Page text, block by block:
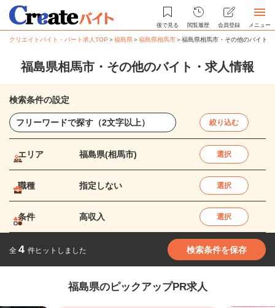
後で見る 閲覧履歴 会員登録 メニュー
クリエイトバイト・パート求人TOP ＞福島県＞福島県相馬市＞福島県相馬市・その他のバイト
福島県相馬市・その他のバイト・求人情報
検索条件の設定
絞り込む
エリア 福島県(相馬市) 選択
職種 指定しない 選択
条件 高収入 選択
全 4 件ヒットしました 検索条件を保存
福島県のピックアップPR求人